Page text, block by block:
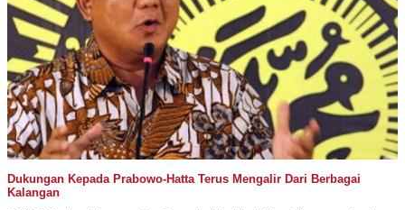
Dukungan Kepada Prabowo-Hatta Terus Mengalir Dari Berbagai
Kalangan